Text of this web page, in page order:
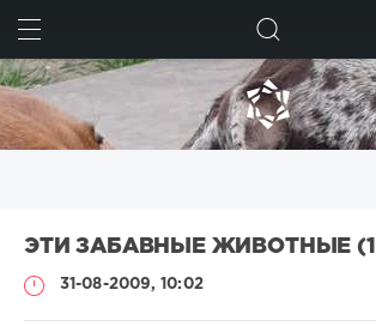
ЭТИ ЗАБАВНЫЕ ЖИВОТНЫЕ
31-08-2009, 10:02